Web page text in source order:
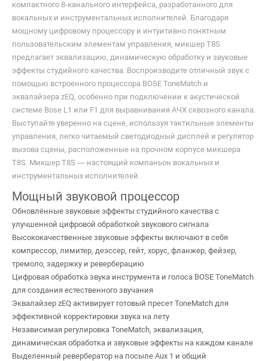
компактного 8-канального интерфейса, разработанного для
вокальных и инструментальных исполнителей. Благодаря
мощному цифровому процессору и интуитивно понятным
пользовательским элементам управления, микшер T8S
предлагает эквализацию, динамическую обработку и звуковые
эффекты студийного качества. Воспроизводите отличный звук с
помощью встроенного процессора BOSE ToneMatch и
эквалайзера zEQ, особенно при подключении к акустической
системе Bose L1 или F1 для выравнивания АЧХ сквозного канала.
Выступайте уверенно на сцене, используя тактильные элементы
управления, легко читаемый светодиодный дисплей и регулятор
вызова сцены, расположенные на прочном корпусе микшера
T8S. Микшер T8S — настоящий компаньон вокальных и
инструментальных исполнителей.
Мощный звуковой процессор
Обновлённые звуковые эффекты студийного качества с
улучшенной цифровой обработкой звукового сигнала
Высококачественные звуковые эффекты включают в себя
компрессор, лимитер, деэссер, гейт, хорус, фланжер, фейзер,
тремоло, задержку и реверберацию
Цифровая обработка звука инструмента и голоса BOSE ToneMatch
для создания естественного звучания
Эквалайзер zEQ активирует готовый пресет ToneMatch для
эффективной корректировки звука на лету
Независимая регулировка ToneMatch, эквализация,
динамическая обработка и звуковые эффекты на каждом канале
Выделенный ревербератор на посыле Aux 1 и общий